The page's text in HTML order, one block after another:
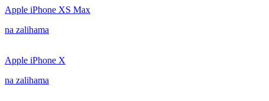
Apple iPhone XS Max
na zalihama
Apple iPhone X
na zalihama